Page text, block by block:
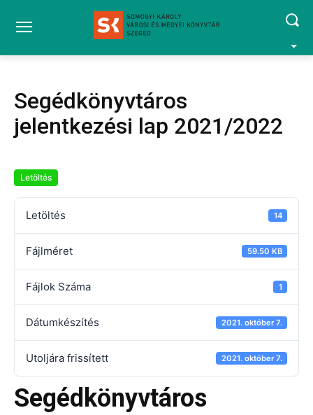
Segédkönyvtáros
jelentkezési lap 2021/2022
Letöltés
Letöltés 14
Fájlméret 59.50 KB
Fájlok Száma 1
Dátumkészítés 2021. október 7.
Utoljára frissített 2021. október 7.
Segédkönyvtáros